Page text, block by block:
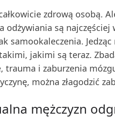
zdrową osobą.
odżywiania są
samookaleczenia.
jakimi są teraz.
trauma i zaburzenia
można złagodzić
mężczyzn